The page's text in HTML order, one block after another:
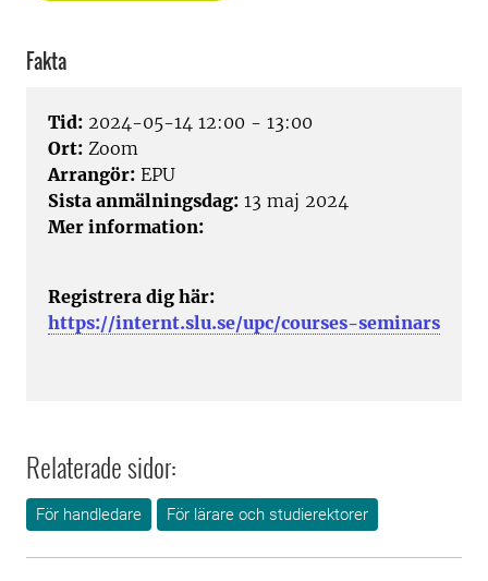
Fakta
Tid: 2024-05-14 12:00 - 13:00
Ort: Zoom
Arrangör: EPU
Sista anmälningsdag: 13 maj 2024
Mer information:
Registrera dig här:
https://internt.slu.se/upc/courses-seminars
Relaterade sidor:
För handledare För lärare och studierektorer